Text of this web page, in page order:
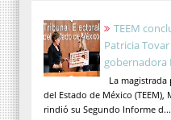
TEEM
Patricia
gobernadora
La
del Estado de México (TEEM),
rindió su Segundo Informe d...